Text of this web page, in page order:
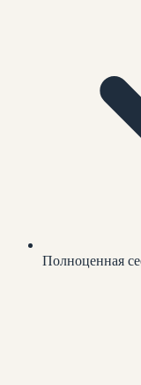
Полноценная